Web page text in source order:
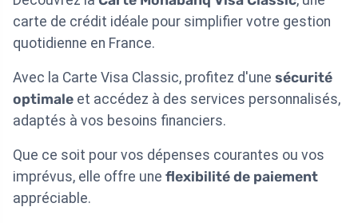
carte de crédit idéale pour simplifier votre gestion
quotidienne en France.
Avec la Carte Visa Classic, profitez d'une sécurité
optimale et accédez à des services personnalisés,
adaptés à vos besoins financiers.
Que ce soit pour vos dépenses courantes ou vos
imprévus, elle offre une flexibilité de paiement
appréciable.